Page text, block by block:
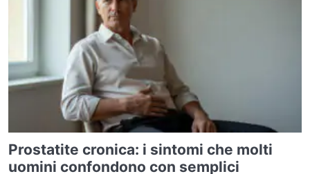
Prostatite cronica: i sintomi che molti
uomini confondono con semplici